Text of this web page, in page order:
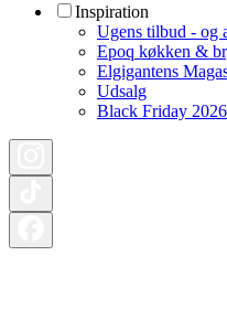
Inspiration
Ugens tilbud - og
Epoq køkken &
Elgigantens
Udsalg
Black Friday 2026